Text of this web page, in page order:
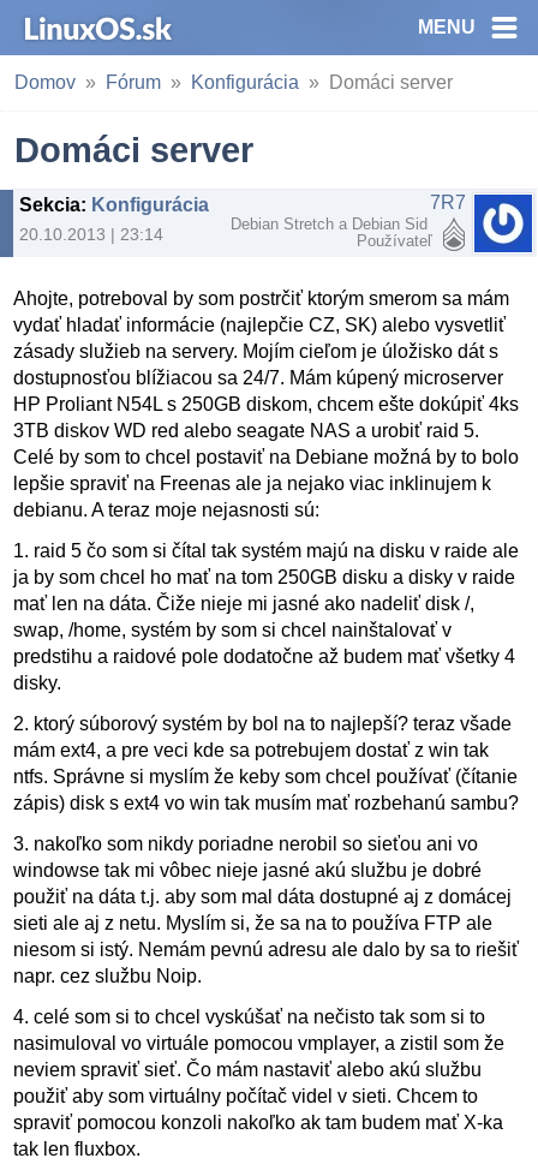
MENU
Domov Fórum Konfigurácia Domáci server
Domáci server
Sekcia: Konfigurácia
20.10.2013 | 23:14
7R7
Debian Stretch a Debian Sid
Používateľ
Ahojte, potreboval by som postrčiť ktorým smerom sa mám
vydať hladať informácie (najlepčie CZ, SK) alebo vysvetliť
zásady služieb na servery. Mojím cieľom je úložisko dát s
dostupnosťou blížiacou sa 24/7. Mám kúpený microserver
HP Proliant N54L s 250GB diskom, chcem ešte dokúpiť 4ks
3TB diskov WD red alebo seagate NAS a urobiť raid 5.
Celé by som to chcel postaviť na Debiane možná by to bolo
lepšie spraviť na Freenas ale ja nejako viac inklinujem k
debianu. A teraz moje nejasnosti sú:
1. raid 5 čo som si čítal tak systém majú na disku v raide ale
ja by som chcel ho mať na tom 250GB disku a disky v raide
mať len na dáta. Čiže nieje mi jasné ako nadeliť disk /,
swap, /home, systém by som si chcel nainštalovať v
predstihu a raidové pole dodatočne až budem mať všetky 4
disky.
2. ktorý súborový systém by bol na to najlepší? teraz všade
mám ext4, a pre veci kde sa potrebujem dostať z win tak
ntfs. Správne si myslím že keby som chcel používať (čítanie
zápis) disk s ext4 vo win tak musím mať rozbehanú sambu?
3. nakoľko som nikdy poriadne nerobil so sieťou ani vo
windowse tak mi vôbec nieje jasné akú službu je dobré
použiť na dáta t.j. aby som mal dáta dostupné aj z domácej
sieti ale aj z netu. Myslím si, že sa na to používa FTP ale
niesom si istý. Nemám pevnú adresu ale dalo by sa to riešiť
napr. cez službu Noip.
4. celé som si to chcel vyskúšať na nečisto tak som si to
nasimuloval vo virtuále pomocou vmplayer, a zistil som že
neviem spraviť sieť. Čo mám nastaviť alebo akú službu
použiť aby som virtuálny počítač videl v sieti. Chcem to
spraviť pomocou konzoli nakoľko ak tam budem mať X-ka
tak len fluxbox.